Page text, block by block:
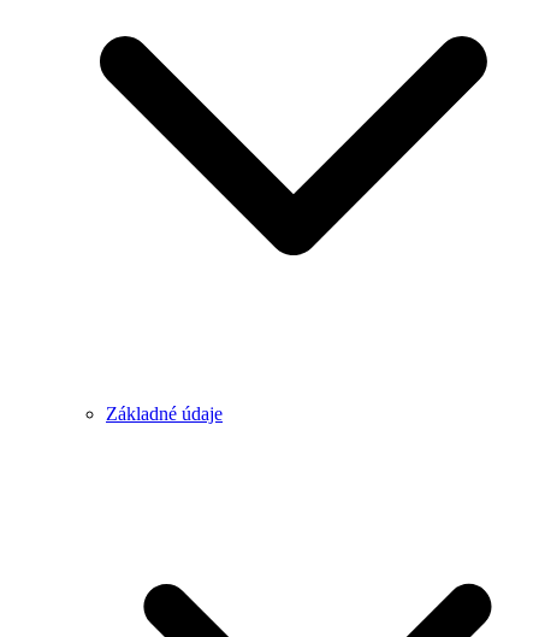
Základné údaje